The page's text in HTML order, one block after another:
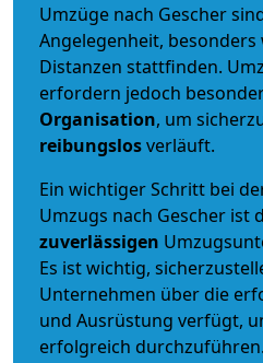
Umzüge nach Gescher
Angelegenheit,
Distanzen stattfinden.
erfordern jedoch
Organisation, um
reibungslosverläuft.
Ein wichtiger Schritt bei
Umzugs nach Gescher ist
zuverlässigen
Es ist wichtig,
Unternehmen über die
und Ausrüstung verfügt,
erfolgreich durchzuführen.